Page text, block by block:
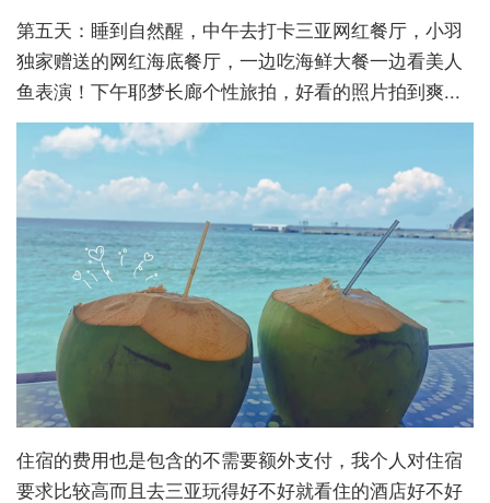
第五天：睡到自然醒，中午去打卡三亚网红餐厅，小羽
独家赠送的网红海底餐厅，一边吃海鲜大餐一边看美人
鱼表演！下午耶梦长廊个性旅拍，好看的照片拍到爽...
住宿的费用也是包含的不需要额外支付，我个人对住宿
要求比较高而且去三亚玩得好不好就看住的酒店好不好